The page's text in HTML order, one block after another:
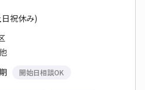
祝休み)
開始日相談OK